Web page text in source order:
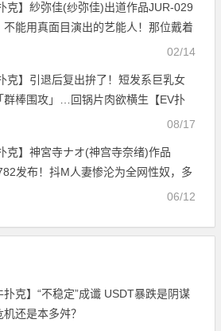
扑克】紗弥佳(纱弥佳)出道作品JUR-029
不能用真面目演出的艺能人！那位戴着
02/14
扑克】引退后复出拚了！短发系巨乳女
群棒围攻」…回锅片肉欲横生【EV扑
08/17
克】神宮寺ナオ(神宫寺奈绪)作品
发布！抖M人妻惨沦为全网性奴，多
06/12
扑克】“不稳定”成谶 USDT暴跌是阴谋
机还是本多舛？